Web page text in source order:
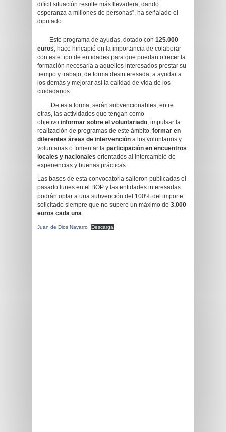
difícil situación resulte más llevadera, dando
esperanza a millones de personas”, ha señalado el
diputado.
Este programa de ayudas, dotado con 125.000
euros, hace hincapié en la importancia de colaborar
con este tipo de entidades para que puedan ofrecer la
formación necesaria a aquellos interesados prestar su
tiempo y trabajo, de forma desinteresada, a ayudar a
los demás y mejorar así la calidad de vida de los
ciudadanos.
De esta forma, serán subvencionables, entre
otras, las actividades que tengan como
objetivo informar sobre el voluntariado, impulsar la
realización de programas de este ámbito, formar en
diferentes áreas de intervención a los voluntarios y
voluntarias o fomentar la participación en encuentros
locales y nacionales orientados al intercambio de
experiencias y buenas prácticas.
Las bases de esta convocatoria salieron publicadas el
pasado lunes en el BOP y las entidades interesadas
podrán optar a una subvención del 100% del importe
solicitado siempre que no supere un máximo de 3.000
euros cada una.
Juan de Dios Navarro Descarga